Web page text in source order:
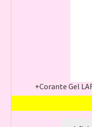
+Corante Gel